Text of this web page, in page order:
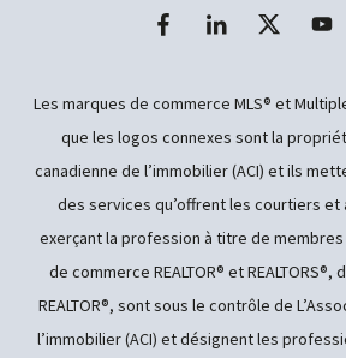
Les marques de commerce MLS® et
que les logos connexes sont la
canadienne de l’immobilier (ACI) et ils
des services qu’offrent les courtiers et
exerçant la profession à titre de membres
de commerce REALTOR® et
REALTOR®, sont sous le contrôle de
l’immobilier (ACI) et désignent les